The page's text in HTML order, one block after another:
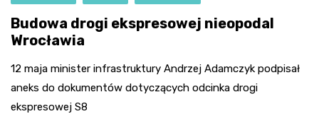
Budowa drogi ekspresowej nieopodal
Wrocławia
12 maja minister infrastruktury Andrzej Adamczyk podpisał
aneks do dokumentów dotyczących odcinka drogi
ekspresowej S8